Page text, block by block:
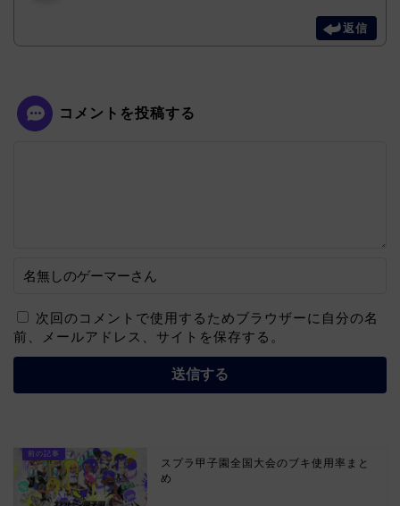
返信
コメントを投稿する
次回のコメントで使用するためブラウザーに自分の名
前、メールアドレス、サイトを保存する。
スプラ甲子園全国大会のブキ使用率まと
め